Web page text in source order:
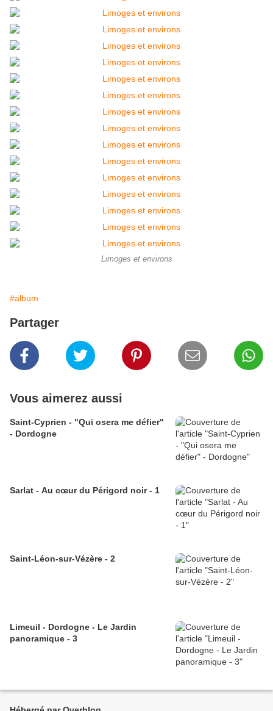
Limoges et environs
#album
Partager
Vous aimerez aussi
Saint-Cyprien - "Qui osera me défier"
- Dordogne
Sarlat - Au cœur du Périgord noir - 1
Saint-Léon-sur-Vézère - 2
Limeuil - Dordogne - Le Jardin
panoramique - 3